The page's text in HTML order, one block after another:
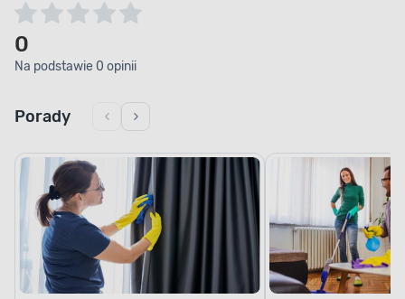
0
Na podstawie 0 opinii
Porady